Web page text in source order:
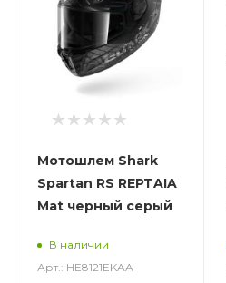
Мотошлем Shark
Spartan RS REPTAIA
Mat черный серый
В наличии
Арт.: HE8121EKAA